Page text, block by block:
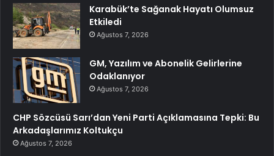
Karabük’te Sağanak Hayatı Olumsuz
Etkiledi
Ağustos 7, 2026
GM, Yazılım ve Abonelik Gelirlerine
Odaklanıyor
Ağustos 7, 2026
CHP Sözcüsü Sarı’dan Yeni Parti Açıklamasına Tepki: Bu
Arkadaşlarımız Koltukçu
Ağustos 7, 2026